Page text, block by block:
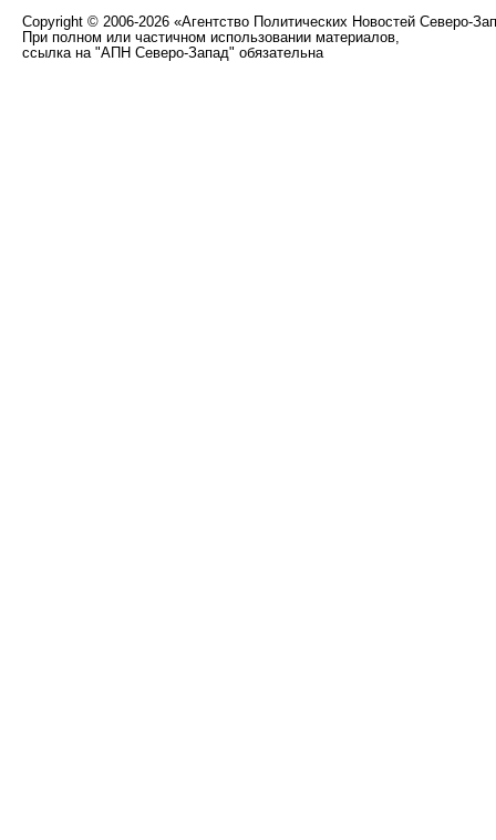
Copyright © 2006-2026 «Агентство Политических Новостей Северо-
При полном или частичном использовании материалов,
ссылка на "АПН Северо-Запад" обязательна